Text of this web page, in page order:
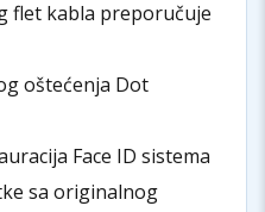
flet kabla preporučuje
oštećenja Dot
Face ID sistema
sa originalnog